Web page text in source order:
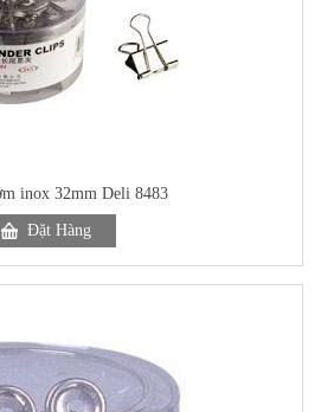
inox 32mm Deli 8483